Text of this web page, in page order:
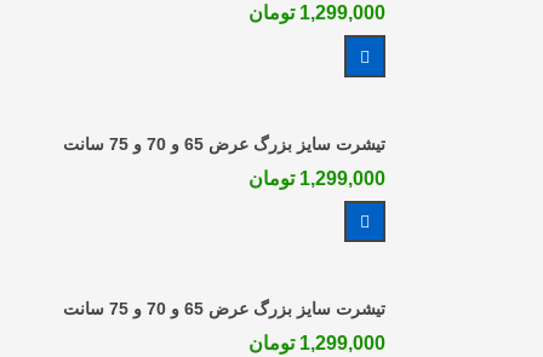
1,299,000 تومان
تیشرت سایز بزرگ عرض 65 و 70 و 75 سانت
1,299,000 تومان
تیشرت سایز بزرگ عرض 65 و 70 و 75 سانت
1,299,000 تومان